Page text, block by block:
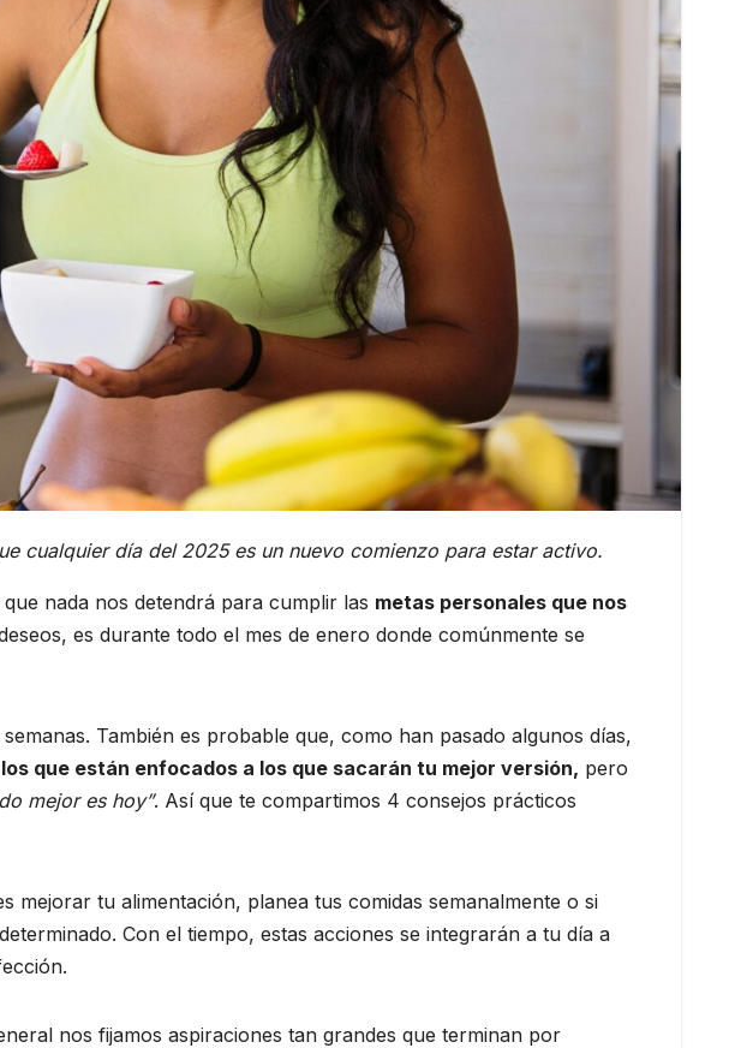
cualquier día del 2025 es un nuevo comienzo para estar activo.
nada nos detendrá para cumplir las metas personales que nos
es durante todo el mes de enero donde comúnmente se
También es probable que, como han pasado algunos días,
que están enfocados a los que sacarán tu mejor versión, pero
mejor es hoy”. Así que te compartimos 4 consejos prácticos
mejorar tu alimentación, planea tus comidas semanalmente o si
Con el tiempo, estas acciones se integrarán a tu día a
nos fijamos aspiraciones tan grandes que terminan por